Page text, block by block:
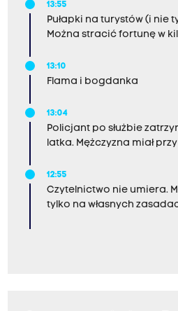
13:55
Pułapki na turystów (i nie
Można stracić fortunę w
13:10
Flama i bogdanka
13:04
Policjant po służbie
latka. Mężczyzna miał
12:55
Czytelnictwo nie umiera.
tylko na własnych